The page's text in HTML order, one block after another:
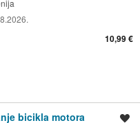
10,99 €
bicikla motora